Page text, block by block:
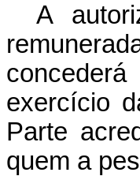
A
exercício
Parte
quem a